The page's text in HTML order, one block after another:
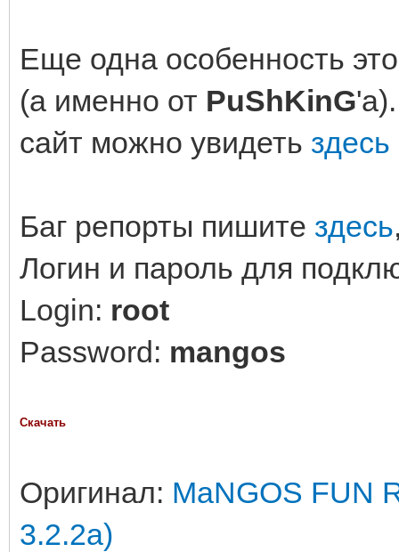
Еще одна особенность
(а именно от PuShKinG
сайт можно увидеть здесь
Баг репорты пишите здесь
Логин и пароль для
Login: root
Password: mangos
Скачать
Оригинал: MaNGOS FUN
3.2.2a)